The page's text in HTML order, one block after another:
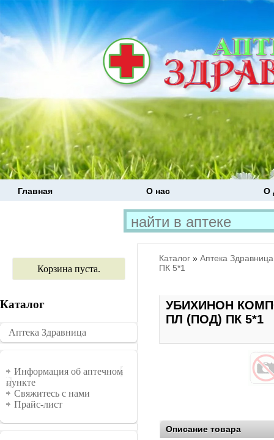
Главная О нас О
Корзина пуста.
Каталог
�������
Аптека Здравница
Информация
Информация об аптечном
пункте
Свяжитесь с нами
Прайс-лист
Каталог » Аптека Здравница
ПК 5*1
УБИХИНОН
ПЛ (ПОД) ПК 5*1
Описание товара